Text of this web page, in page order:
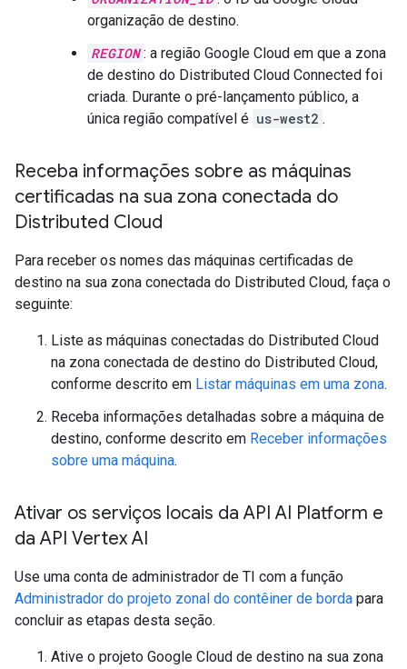
organização de destino.
REGION : a região Google Cloud em que a zona
de destino do Distributed Cloud Connected foi
criada. Durante o pré-lançamento público, a
única região compatível é us-west2 .
Receba informações sobre as máquinas
certificadas na sua zona conectada do
Distributed Cloud
Para receber os nomes das máquinas certificadas de
destino na sua zona conectada do Distributed Cloud, faça o
seguinte:
Liste as máquinas conectadas do Distributed Cloud
na zona conectada de destino do Distributed Cloud,
conforme descrito em Listar máquinas em uma zona.
Receba informações detalhadas sobre a máquina de
destino, conforme descrito em Receber informações
sobre uma máquina.
Ativar os serviços locais da API AI Platform e
da API Vertex AI
Use uma conta de administrador de TI com a função
Administrador do projeto zonal do contêiner de borda para
concluir as etapas desta seção.
Ative o projeto Google Cloud de destino na sua zona